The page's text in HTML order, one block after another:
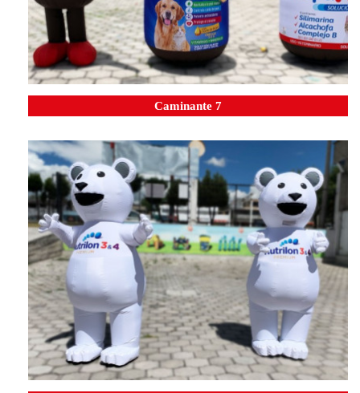
Caminante 7